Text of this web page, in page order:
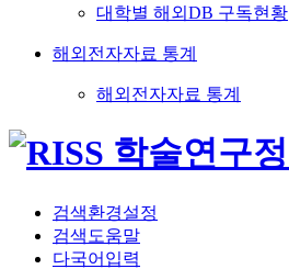
대학별 해외DB 구독현황
해외전자자료 통계
해외전자자료 통계
검색환경설정
검색도움말
다국어입력